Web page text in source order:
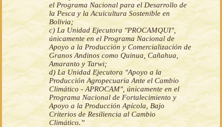
el Programa Nacional para el Desarrollo de
la Pesca y la Acuicultura Sostenible en
Bolivia;
c) La Unidad Ejecutora "PROCAMQUI",
únicamente en el Programa Nacional de
Apoyo a la Producción y Comercialización de
Granos Andinos como Quinua, Cañahua,
Amaranto y Tarwi;
d) La Unidad Ejecutora "Apoyo a la
Producción Agropecuaria Ante el Cambio
Climático - APROCAM", únicamente en el
Programa Nacional de Fortalecimiento y
Apoyo a la Producción Apícola, Bajo
Criterios de Resiliencia al Cambio
Climático.”